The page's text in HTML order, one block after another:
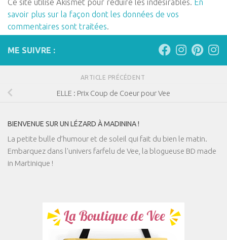
Ce site utilise Akismet pour réduire les indésirables. En
savoir plus sur la façon dont les données de vos
commentaires sont traitées.
ME SUIVRE :
ARTICLE PRÉCÉDENT
ELLE : Prix Coup de Coeur pour Vee
BIENVENUE SUR UN LÉZARD À MADININA !
La petite bulle d’humour et de soleil qui fait du bien le matin.
Embarquez dans l'univers farfelu de Vee, la blogueuse BD made
in Martinique !